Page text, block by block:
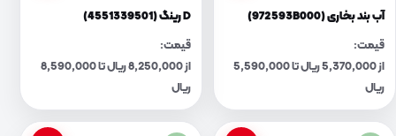
آب بند بخاری (972593B000)
قیمت:
از 5,370,000 ریال تا 5,590,000
ریال
D رینگ (4551339501)
قیمت:
از 8,250,000 ریال تا 8,590,000
ریال